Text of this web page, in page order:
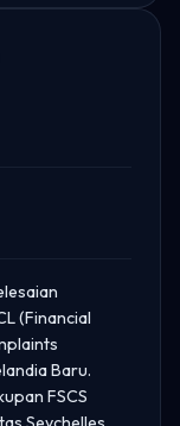
(Financial
Baru.
FSCS